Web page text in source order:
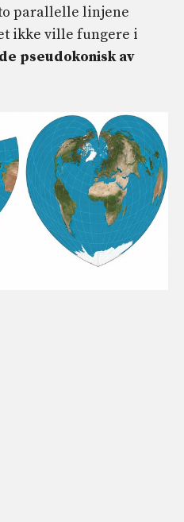
parallelle linjene
ikke ville fungere i
pseudokonisk av